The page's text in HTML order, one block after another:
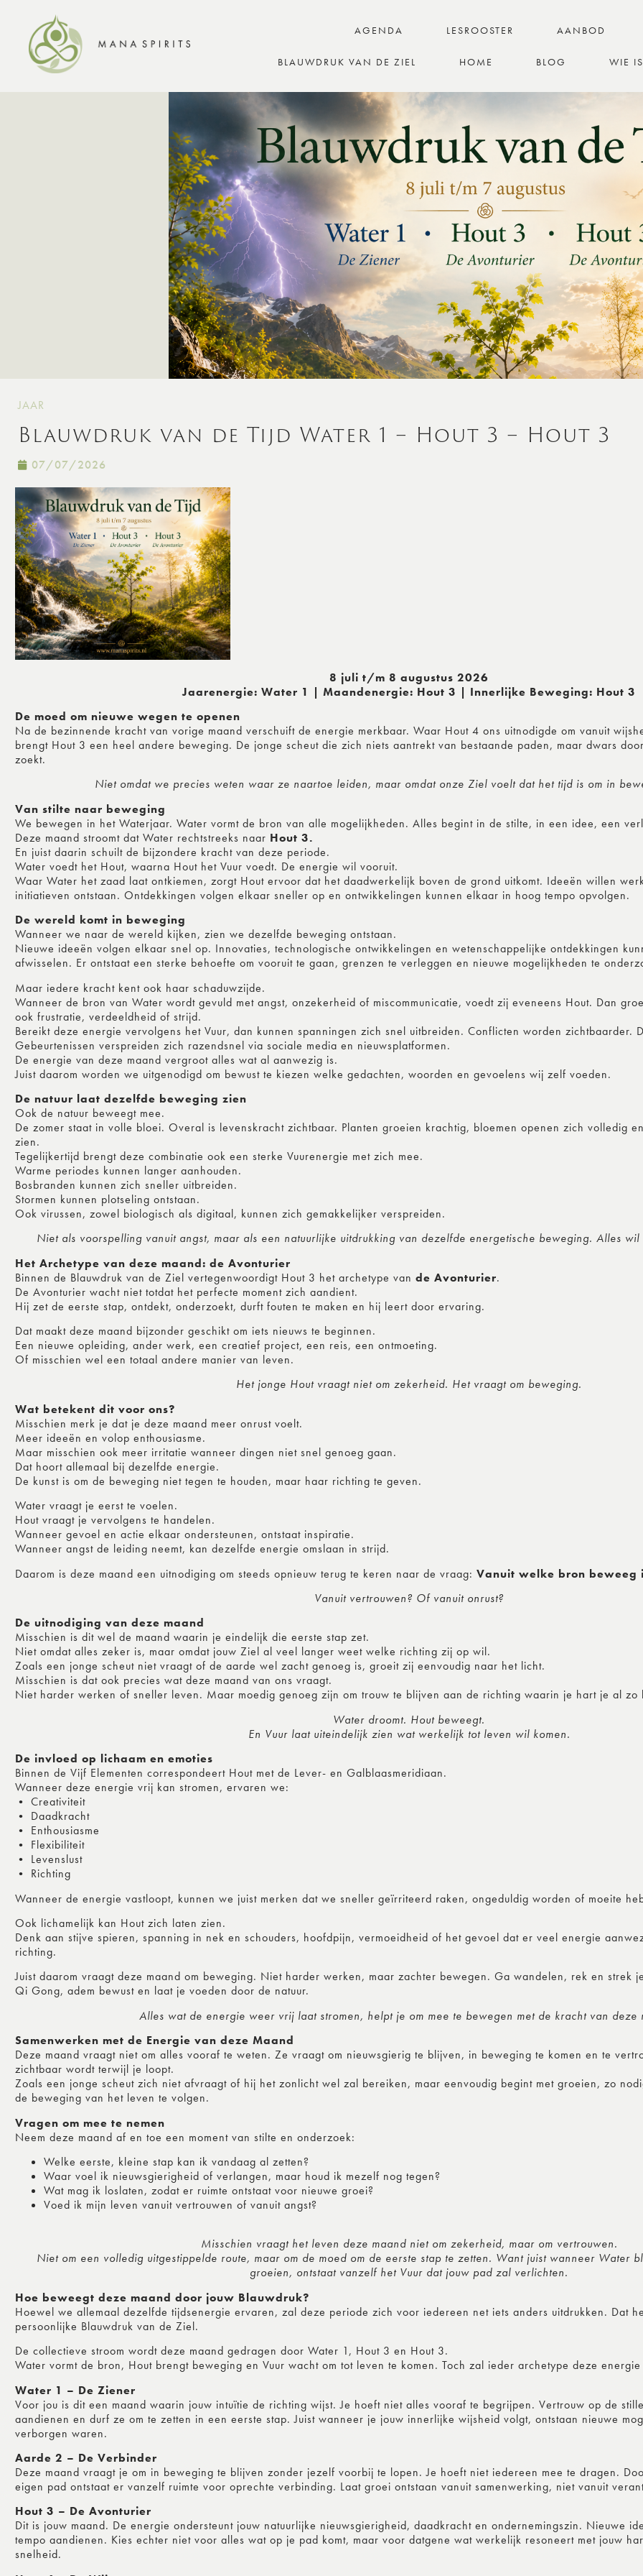
AGENDA LESROOSTER AANBOD
BLAUWDRUK VAN DE ZIEL HOME BLOG WIE
JAAR
Blauwdruk van de Tijd Water 1 – Hout 3 – Hout 3
07/07/2026
8 juli t/m 8 augustus 2026
Jaarenergie: Water 1 | Maandenergie: Hout 3 | Innerlijke Beweging: Hout 3
De moed om nieuwe wegen te openen
Na de bezinnende kracht van vorige maand verschuift de energie merkbaar. Waar Hout 4 ons uitnodigde om vanuit
brengt Hout 3 een heel andere beweging. De jonge scheut die zich niets aantrekt van bestaande paden, maar dwars
zoekt.
Niet omdat we precies weten waar ze naartoe leiden, maar omdat onze Ziel voelt dat het tijd is om in
Van stilte naar beweging
We bewegen in het Waterjaar. Water vormt de bron van alle mogelijkheden. Alles begint in de stilte, in een idee, een
Deze maand stroomt dat Water rechtstreeks naar Hout 3.
En juist daarin schuilt de bijzondere kracht van deze periode.
Water voedt het Hout, waarna Hout het Vuur voedt. De energie wil vooruit.
Waar Water het zaad laat ontkiemen, zorgt Hout ervoor dat het daadwerkelijk boven de grond uitkomt. Ideeën willen
initiatieven ontstaan. Ontdekkingen volgen elkaar sneller op en ontwikkelingen kunnen elkaar in hoog tempo opvolgen.
De wereld komt in beweging
Wanneer we naar de wereld kijken, zien we dezelfde beweging ontstaan.
Nieuwe ideeën volgen elkaar snel op. Innovaties, technologische ontwikkelingen en wetenschappelijke ontdekkingen
afwisselen. Er ontstaat een sterke behoefte om vooruit te gaan, grenzen te verleggen en nieuwe mogelijkheden te
Maar iedere kracht kent ook haar schaduwzijde.
Wanneer de bron van Water wordt gevuld met angst, onzekerheid of miscommunicatie, voedt zij eveneens Hout. Dan
ook frustratie, verdeeldheid of strijd.
Bereikt deze energie vervolgens het Vuur, dan kunnen spanningen zich snel uitbreiden. Conflicten worden zichtbaarder.
Gebeurtenissen verspreiden zich razendsnel via sociale media en nieuwsplatformen.
De energie van deze maand vergroot alles wat al aanwezig is.
Juist daarom worden we uitgenodigd om bewust te kiezen welke gedachten, woorden en gevoelens wij zelf voeden.
De natuur laat dezelfde beweging zien
Ook de natuur beweegt mee.
De zomer staat in volle bloei. Overal is levenskracht zichtbaar. Planten groeien krachtig, bloemen openen zich volledig
zien.
Tegelijkertijd brengt deze combinatie ook een sterke Vuurenergie met zich mee.
Warme periodes kunnen langer aanhouden.
Bosbranden kunnen zich sneller uitbreiden.
Stormen kunnen plotseling ontstaan.
Ook virussen, zowel biologisch als digitaal, kunnen zich gemakkelijker verspreiden.
Niet als voorspelling vanuit angst, maar als een natuurlijke uitdrukking van dezelfde energetische beweging. Alles
Het Archetype van deze maand: de Avonturier
Binnen de Blauwdruk van de Ziel vertegenwoordigt Hout 3 het archetype van de Avonturier.
De Avonturier wacht niet totdat het perfecte moment zich aandient.
Hij zet de eerste stap, ontdekt, onderzoekt, durft fouten te maken en hij leert door ervaring.
Dat maakt deze maand bijzonder geschikt om iets nieuws te beginnen.
Een nieuwe opleiding, ander werk, een creatief project, een reis, een ontmoeting.
Of misschien wel een totaal andere manier van leven.
Het jonge Hout vraagt niet om zekerheid. Het vraagt om beweging.
Wat betekent dit voor ons?
Misschien merk je dat je deze maand meer onrust voelt.
Meer ideeën en volop enthousiasme.
Maar misschien ook meer irritatie wanneer dingen niet snel genoeg gaan.
Dat hoort allemaal bij dezelfde energie.
De kunst is om de beweging niet tegen te houden, maar haar richting te geven.
Water vraagt je eerst te voelen.
Hout vraagt je vervolgens te handelen.
Wanneer gevoel en actie elkaar ondersteunen, ontstaat inspiratie.
Wanneer angst de leiding neemt, kan dezelfde energie omslaan in strijd.
Daarom is deze maand een uitnodiging om steeds opnieuw terug te keren naar de vraag: Vanuit welke bron beweeg
Vanuit vertrouwen? Of vanuit onrust?
De uitnodiging van deze maand
Misschien is dit wel de maand waarin je eindelijk die eerste stap zet.
Niet omdat alles zeker is, maar omdat jouw Ziel al veel langer weet welke richting zij op wil.
Zoals een jonge scheut niet vraagt of de aarde wel zacht genoeg is, groeit zij eenvoudig naar het licht.
Misschien is dat ook precies wat deze maand van ons vraagt.
Niet harder werken of sneller leven. Maar moedig genoeg zijn om trouw te blijven aan de richting waarin je hart je al zo
Water droomt. Hout beweegt.
En Vuur laat uiteindelijk zien wat werkelijk tot leven wil komen.
De invloed op lichaam en emoties
Binnen de Vijf Elementen correspondeert Hout met de Lever- en Galblaasmeridiaan.
Wanneer deze energie vrij kan stromen, ervaren we:
• Creativiteit
• Daadkracht
• Enthousiasme
• Flexibiliteit
• Levenslust
• Richting
Wanneer de energie vastloopt, kunnen we juist merken dat we sneller geïrriteerd raken, ongeduldig worden of moeite
Ook lichamelijk kan Hout zich laten zien.
Denk aan stijve spieren, spanning in nek en schouders, hoofdpijn, vermoeidheid of het gevoel dat er veel energie
richting.
Juist daarom vraagt deze maand om beweging. Niet harder werken, maar zachter bewegen. Ga wandelen, rek en strek
Qi Gong, adem bewust en laat je voeden door de natuur.
Alles wat de energie weer vrij laat stromen, helpt je om mee te bewegen met de kracht van deze
Samenwerken met de Energie van deze Maand
Deze maand vraagt niet om alles vooraf te weten. Ze vraagt om nieuwsgierig te blijven, in beweging te komen en te
zichtbaar wordt terwijl je loopt.
Zoals een jonge scheut zich niet afvraagt of hij het zonlicht wel zal bereiken, maar eenvoudig begint met groeien, zo
de beweging van het leven te volgen.
Vragen om mee te nemen
Neem deze maand af en toe een moment van stilte en onderzoek:
Welke eerste, kleine stap kan ik vandaag al zetten?
Waar voel ik nieuwsgierigheid of verlangen, maar houd ik mezelf nog tegen?
Wat mag ik loslaten, zodat er ruimte ontstaat voor nieuwe groei?
Voed ik mijn leven vanuit vertrouwen of vanuit angst?
Misschien vraagt het leven deze maand niet om zekerheid, maar om vertrouwen.
Niet om een volledig uitgestippelde route, maar om de moed om de eerste stap te zetten. Want juist wanneer Water
groeien, ontstaat vanzelf het Vuur dat jouw pad zal verlichten.
Hoe beweegt deze maand door jouw Blauwdruk?
Hoewel we allemaal dezelfde tijdsenergie ervaren, zal deze periode zich voor iedereen net iets anders uitdrukken. Dat
persoonlijke Blauwdruk van de Ziel.
De collectieve stroom wordt deze maand gedragen door Water 1, Hout 3 en Hout 3.
Water vormt de bron, Hout brengt beweging en Vuur wacht om tot leven te komen. Toch zal ieder archetype deze
Water 1 – De Ziener
Voor jou is dit een maand waarin jouw intuïtie de richting wijst. Je hoeft niet alles vooraf te begrijpen. Vertrouw op de
aandienen en durf ze om te zetten in een eerste stap. Juist wanneer je jouw innerlijke wijsheid volgt, ontstaan nieuwe
verborgen waren.
Aarde 2 – De Verbinder
Deze maand vraagt je om in beweging te blijven zonder jezelf voorbij te lopen. Je hoeft niet iedereen mee te dragen.
eigen pad ontstaat er vanzelf ruimte voor oprechte verbinding. Laat groei ontstaan vanuit samenwerking, niet vanuit
Hout 3 – De Avonturier
Dit is jouw maand. De energie ondersteunt jouw natuurlijke nieuwsgierigheid, daadkracht en ondernemingszin. Nieuwe
tempo aandienen. Kies echter niet voor alles wat op je pad komt, maar voor datgene wat werkelijk resoneert met jouw
snelheid.